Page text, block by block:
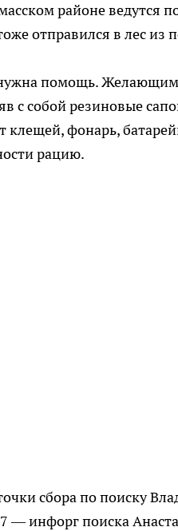
районе ведутся
отправился в лес из
помощь. Желающим
с собой резиновые
клещей, фонарь,
рацию.
сбора по поиску
— инфорг поиска